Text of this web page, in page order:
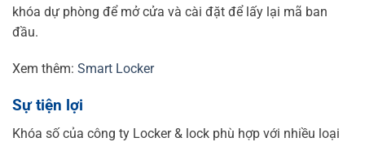
khóa dự phòng để mở cửa và cài đặt để lấy lại mã ban
đầu.
Xem thêm: Smart Locker
Sự tiện lợi
Khóa số của công ty Locker & lock phù hợp với nhiều loại